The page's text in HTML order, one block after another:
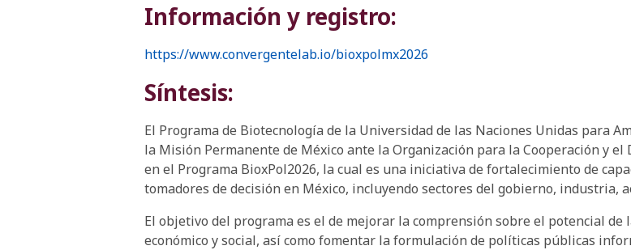
Información y registro:
https://www.convergentelab.io/bioxpolmx2026
Síntesis:
El Programa de Biotecnología de la Universidad de las Naciones Unidas para
la Misión Permanente de México ante la Organización para la Cooperación y
en el Programa BioxPol2026, la cual es una iniciativa de fortalecimiento de
tomadores de decisión en México, incluyendo sectores del gobierno, industria,
El objetivo del programa es el de mejorar la comprensión sobre el potencial
económico y social, así como fomentar la formulación de políticas públicas